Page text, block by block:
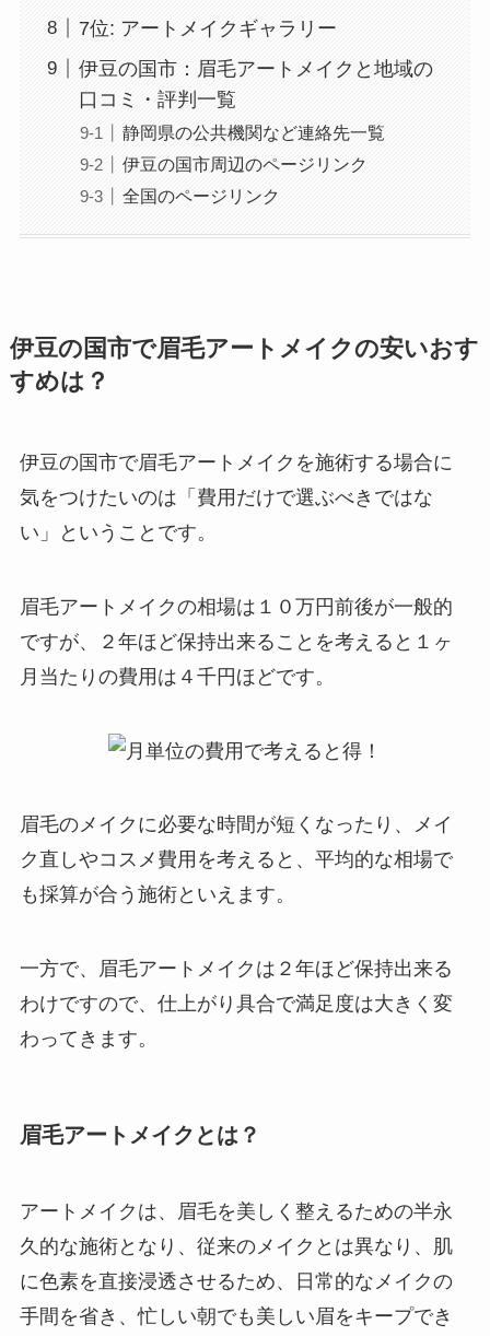
7位: アートメイクギャラリー
伊豆の国市：眉毛アートメイクと地域の
口コミ・評判一覧
静岡県の公共機関など連絡先一覧
伊豆の国市周辺のページリンク
全国のページリンク
伊豆の国市で眉毛アートメイクの安いおす
すめは？
伊豆の国市で眉毛アートメイクを施術する場合に
気をつけたいのは 「費用だけで選ぶべきではな
い」ということです。
眉毛アートメイクの相場は１０万円前後が一般的
ですが、２年ほど保持出来ることを考えると１ヶ
月当たりの費用は４千円ほどです。
眉毛のメイクに必要な時間が短くなったり、メイ
ク直しやコスメ費用を考えると、平均的な相場で
も採算が合う施術といえます。
一方で、眉毛アートメイクは２年ほど保持出来る
わけですので、仕上がり具合で満足度は大きく変
わってきます。
眉毛アートメイクとは？
アートメイクは、眉毛を美しく整えるための半永
久的な施術となり、従来のメイクとは異なり、肌
に色素を直接浸透させるため、日常的なメイクの
手間を省き、忙しい朝でも美しい眉をキープでき